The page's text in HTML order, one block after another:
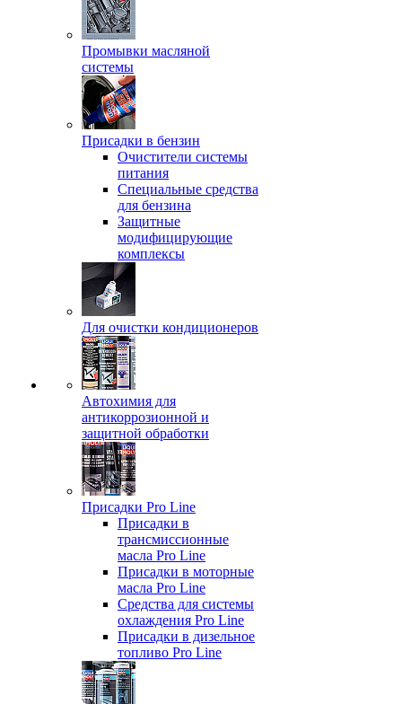
Промывки масляной
системы
Присадки в бензин
Очистители системы
питания
Специальные срeдства
для бензина
Защитные
модифицирующие
комплексы
Для очистки кондиционеров
Автохимия для
антикоррозионной и
защитной обработки
Присадки Pro Line
Присадки в
трансмиссионные
масла Pro Line
Присадки в моторные
масла Pro Line
Средства для системы
охлаждения Pro Line
Присадки в дизельное
топливо Pro Line